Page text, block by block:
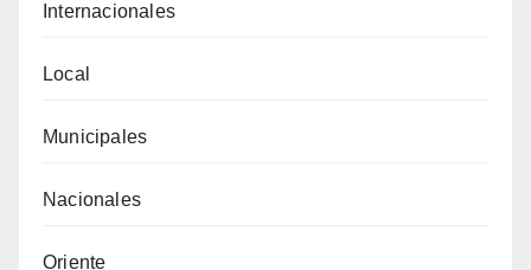
Internacionales
Local
Municipales
Nacionales
Oriente